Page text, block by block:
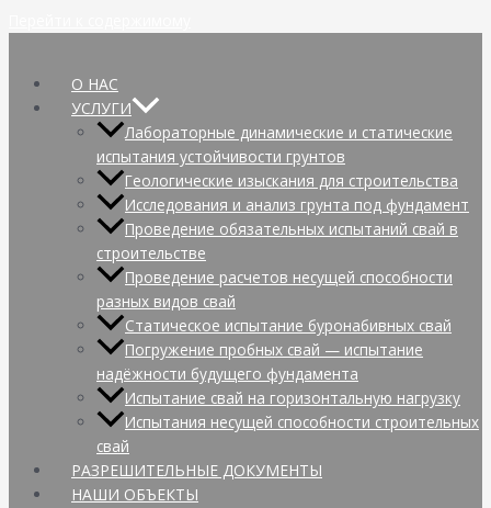
О НАС
УСЛУГИ
Лабораторные динамические и статические
испытания устойчивости грунтов
Геологические изыскания для строительства
Исследования и анализ грунта под фундамент
Проведение обязательных испытаний свай в
строительстве
Проведение расчетов несущей способности
разных видов свай
Статическое испытание буронабивных свай
Погружение пробных свай — испытание
надёжности будущего фундамента
Испытание свай на горизонтальную нагрузку
Испытания несущей способности строительных
свай
РАЗРЕШИТЕЛЬНЫЕ ДОКУМЕНТЫ
НАШИ ОБЪЕКТЫ